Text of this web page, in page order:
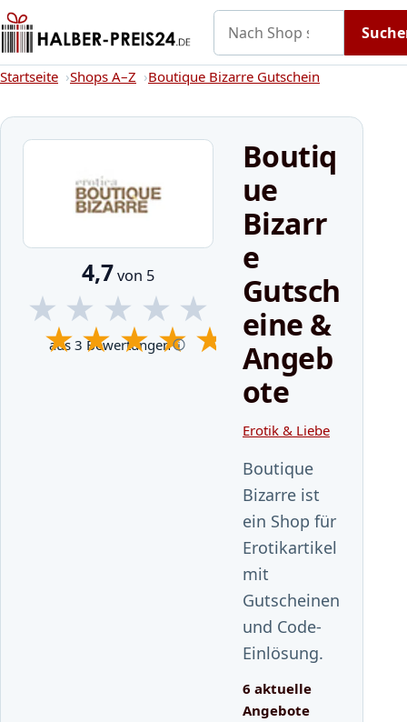
Startseite
GutscheineShops A–ZKategorien
Nach Shop suchen
Startseite Shops A–Z Boutique Bizarre Gutschein
4,7von 5
★
★
★
★
★
★
★
★
★
★
aus 3 Bewertungen
Boutiq
ue
Bizarr
e
Gutsch
eine &
Angeb
ote
Erotik & Liebe
Boutique
Bizarre ist
ein Shop für
Erotikartikel
mit
Gutscheinen
und Code-
Einlösung.
6 aktuelle
Angebote